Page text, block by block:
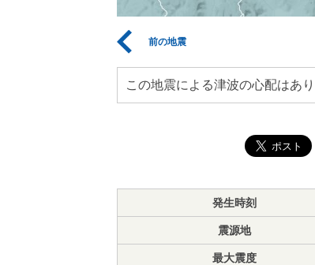
前の地震
この地震による津波の心配はあり
発生時刻
震源地
最大震度